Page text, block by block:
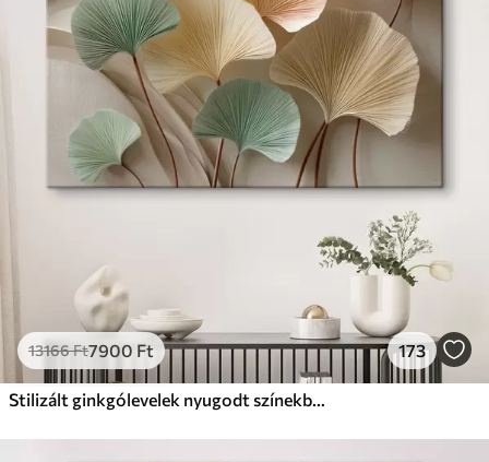
✗Környezetbarát anyag
Prémium
Ft
Élénk, gazdag színek
Fakulásálló
✓Biztonságos, szagtalan tinta
Eco-Prémium
Tól12405Ft
✓Élénk, gazdag színek
✓Fakulásálló
13166Ft7900 Ft 173
Stilizált ginkgólevelek nyugodt színekben